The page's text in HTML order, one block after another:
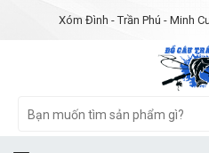
Xóm Đình - Trần Phú - Minh